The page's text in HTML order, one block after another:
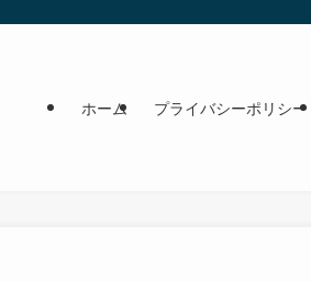
ホーム プライバシーポリシー